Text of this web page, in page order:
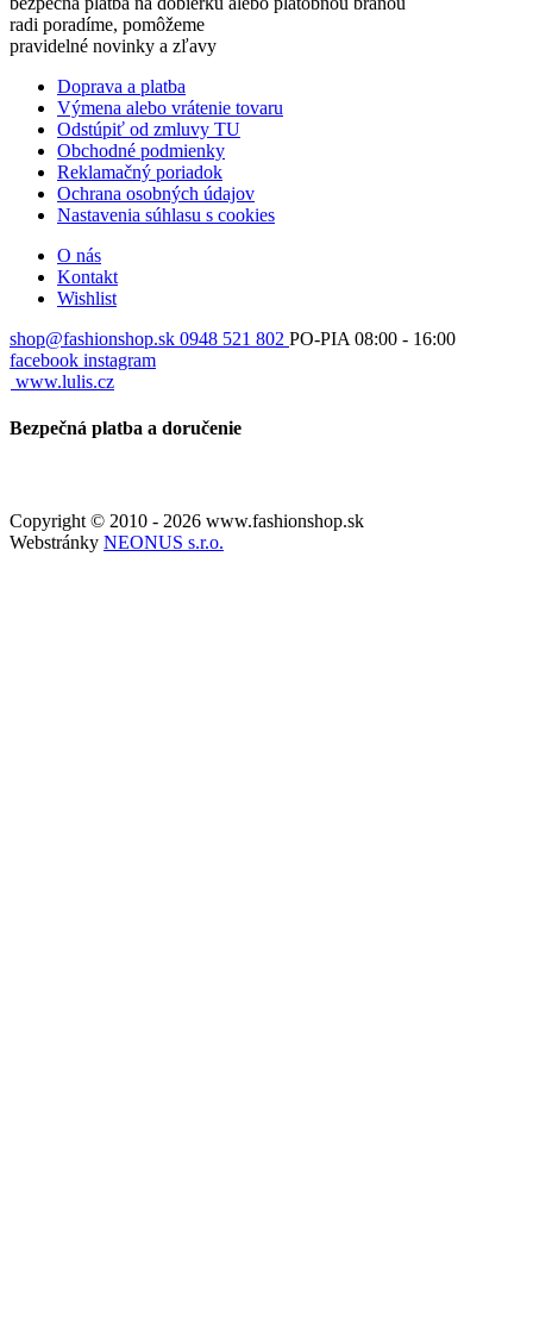
radi poradíme, pomôžeme
pravidelné novinky a zľavy
Doprava a platba
Výmena alebo vrátenie tovaru
Odstúpiť od zmluvy TU
Obchodné podmienky
Reklamačný poriadok
Ochrana osobných údajov
Nastavenia súhlasu s cookies
O nás
Kontakt
Wishlist
shop@fashionshop.sk 0948 521 802 PO-PIA 08:00 - 16:00
facebook instagram
www.lulis.cz
Bezpečná platba a doručenie
Copyright © 2010 - 2026 www.fashionshop.sk
Webstránky NEONUS s.r.o.